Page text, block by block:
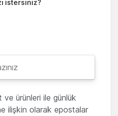
istersiniz?
ürünleri ile günlük
ilişkin olarak epostalar